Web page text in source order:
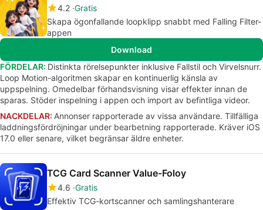
4.2 Gratis
Skapa ögonfallande loopklipp snabbt med Falling Filter-
appen
Download
FÖRDELAR: Distinkta rörelsepunkter inklusive Fallstil och Virvelsnurr.
Loop Motion-algoritmen skapar en kontinuerlig känsla av
uppspelning. Omedelbar förhandsvisning visar effekter innan de
sparas. Stöder inspelning i appen och import av befintliga videor.
NACKDELAR: Annonser rapporterade av vissa användare. Tillfälliga
laddningsfördröjningar under bearbetning rapporterade. Kräver iOS
17.0 eller senare, vilket begränsar äldre enheter.
TCG Card Scanner Value-Foloy
4.6 Gratis
Effektiv TCG-kortscanner och samlingshanterare